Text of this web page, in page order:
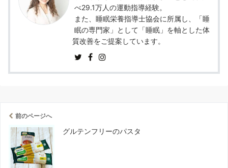
べ29.1万人の運動指導経験。
また、睡眠栄養指導士協会に所属し、「睡
眠の専門家」として「睡眠」を軸とした体
質改善をご提案しています。
前のページへ
グルテンフリーのパスタ